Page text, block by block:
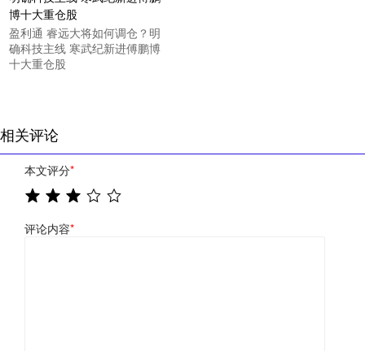
盈利通 睿远大将如何调仓？明
确科技主线 寒武纪新进傅鹏博
十大重仓股
相关评论
本文评分*
评论内容*